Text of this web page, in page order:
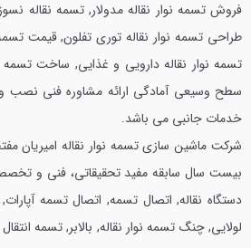
فروش تسمه نوار نقاله مدولار, تسمه نقاله
طراحی تسمه نوار نقاله توری تفلون, قیمت
تسمه نوار نقاله دارویی و غذایی, ساخت تسمه
سطح وسيعی آمادگی ارائه مشاوره فنی‌ نصب
خدمات جانبی می باشد.
شركت ماشين سازی تسمه نوار نقاله اميريان
بيست سال سابقه مفيد تحقيقاتی، فنی و
دستگاه نقاله, اتصال تسمه, اتصال تسمه
لولایی, چنگ تسمه نوار نقاله, بالابر, تسمه